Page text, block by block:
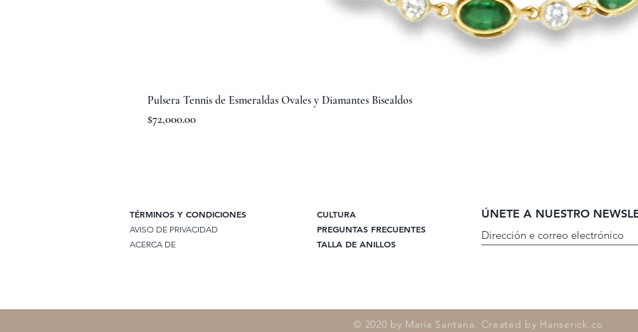
Pulsera Tennis de Esmeraldas Ovales y Diamantes Bisealdos
Precio
$72,000.00
TÉRMINOS Y CONDICIONES
AVISO DE PRIVACIDAD
ACERCA DE
CULTURA
PREGUNTAS FRECUENTES
TALLA DE ANILLOS
ÚNETE A NUESTRO
© 2020 by María Santana. Created by Hanserick.co